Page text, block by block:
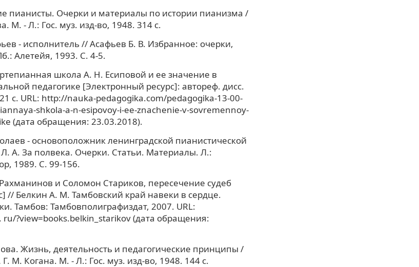
пианисты. Очерки и материалы по истории пианизма /
М. - Л.: Гос. муз. изд-во, 1948. 314 с.
- исполнитель // Асафьев Б. В. Избранное: очерки,
Алетейя, 1993. С. 4-5.
школа А. Н. Есиповой и ее значение в
педагогике [Электронный ресурс]: автореф. дисс.
с. URL: http://nauka-pedagogika.com/pedagogika-13-00-
shkola-a-n-esipovoy-i-ee-znachenie-v-sovremennoy-
(дата обращения: 23.03.2018).
- основоположник ленинградской пианистической
А. За полвека. Очерки. Статьи. Материалы. Л.:
1989. С. 99-156.
и Соломон Стариков, пересечение судеб
// Белкин А. М. Тамбовский край навеки в сердце.
Тамбов: Тамбовполиграфиздат, 2007. URL:
?view=books.belkin_starikov (дата обращения:
Жизнь, деятельность и педагогические принципы /
М. Когана. М. - Л.: Гос. муз. изд-во, 1948. 144 с.